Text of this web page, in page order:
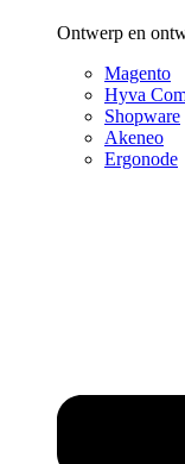
Ontwerp en
Magento
Hyva
Shopware
Akeneo
Ergonode